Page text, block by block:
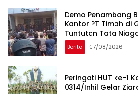
Demo Penambang
Kantor PT Timah di
Tuntutan Tata
Berita 07/08/2026
Peringati HUT ke-1
0314/Inhil Gelar